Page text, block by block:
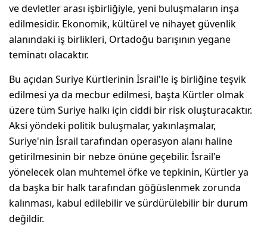
ve devletler arası işbirliğiyle, yeni buluşmaların inşa
edilmesidir. Ekonomik, kültürel ve nihayet güvenlik
alanındaki iş birlikleri, Ortadoğu barışının yegane
teminatı olacaktır.
Bu açıdan Suriye Kürtlerinin İsrail'le iş birliğine teşvik
edilmesi ya da mecbur edilmesi, başta Kürtler olmak
üzere tüm Suriye halkı için ciddi bir risk oluşturacaktır.
Aksi yöndeki politik buluşmalar, yakınlaşmalar,
Suriye'nin İsrail tarafından operasyon alanı haline
getirilmesinin bir nebze önüne geçebilir. İsrail'e
yönelecek olan muhtemel öfke ve tepkinin, Kürtler ya
da başka bir halk tarafından göğüslenmek zorunda
kalınması, kabul edilebilir ve sürdürülebilir bir durum
değildir.